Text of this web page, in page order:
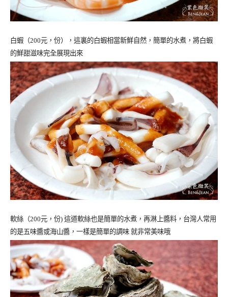
白蝦（200元，份），這裏的白蝦相當新鮮自然，簡單的水煮，將白蝦
的鮮甜滋味完全展現出來
軟絲（200元，份) 這道軟絲也是簡單的水煮，再淋上醬料，台灣人常用
的是五味醬或海山醬，一樣是簡單的調味 就非常美味哦